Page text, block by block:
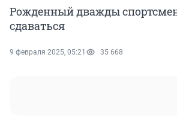
Рожденный дважды спортсмен
сдаваться
9 февраля 2025, 05:21 35 668